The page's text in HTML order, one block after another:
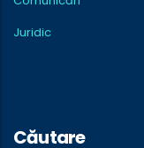
Juridic
Căutare